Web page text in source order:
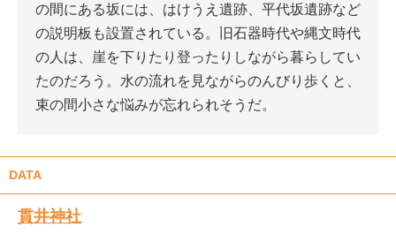
の間にある坂には、はけうえ遺跡、平代坂遺跡など
の説明板も設置されている。旧石器時代や縄文時代
の人は、崖を下りたり登ったりしながら暮らしてい
たのだろう。水の流れを見ながらのんびり歩くと、
束の間小さな悩みが忘れられそうだ。
DATA
貫井神社